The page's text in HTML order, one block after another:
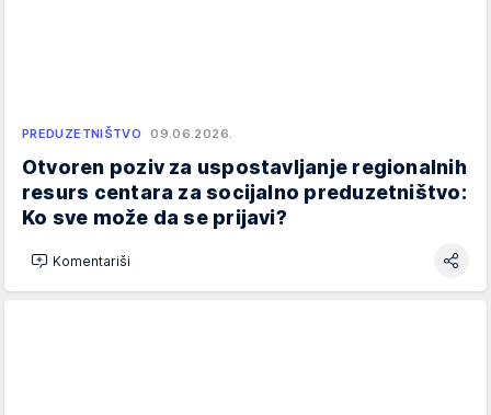
PREDUZETNIŠTVO 09.06.2026.
Otvoren poziv za uspostavljanje regionalnih
resurs centara za socijalno preduzetništvo:
Ko sve može da se prijavi?
Komentariši